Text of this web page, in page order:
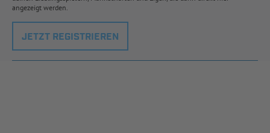
angezeigt werden.
JETZT REGISTRIEREN